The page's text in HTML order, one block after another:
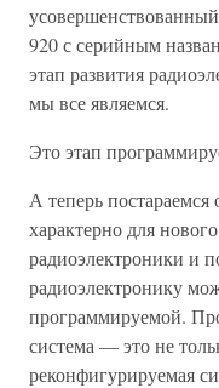
920 с серийным
этап развития
мы все являемся.
Это этап
А теперь
характерно для
радиоэлектроники и
радиоэлектронику
программируемой.
система — это не
реконфигурируемая